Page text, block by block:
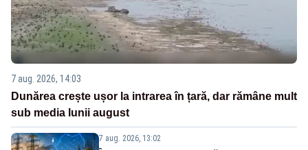
7 aug. 2026, 14:03
Dunărea crește ușor la intrarea în țară, dar rămâne mult
sub media lunii august
7 aug. 2026, 13:02